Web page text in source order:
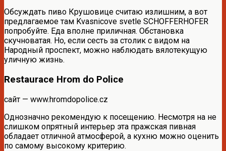
Обсуждать пиво Крушовице считаю излишним, а вот
предлагаемое там Kvasnicove svetle SCHOFFERHOFER
попробуйте. Еда вполне приличная. Обстановка
скучноватая. Но, если сесть за столик с видом на
Народный проспект, можно наблюдать вялотекущую
уличную жизнь.
Restaurace Hrom do Police
сайт — www.hromdopolice.cz
Однозначно рекомендую к посещению. Несмотря на не
слишком опрятный интерьер эта пражская пивная
обладает отличной атмосферой, а кухню можно оценить
по самому высокому критерию.